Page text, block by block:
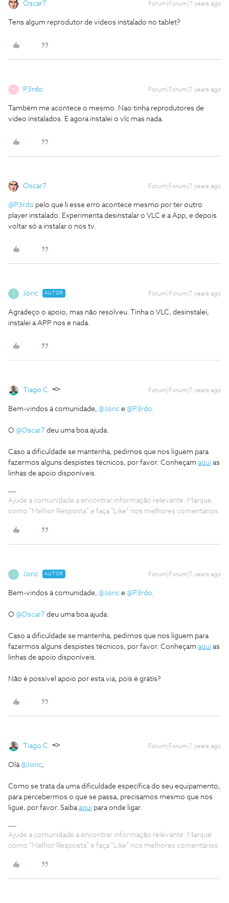
Oscar7 Forum|Forum|7 years ago
Tens algum reprodutor de videos instalado no tablet?
P3rdo Forum|Forum|7 years ago
Também me acontece o mesmo. Nao tinha reprodutores de
video instalados. E agora instalei o vlc mas nada.
Oscar7 Forum|Forum|7 years ago
@P3rdo pelo que li esse erro acontece mesmo por ter outro
player instalado. Experimenta desinstalar o VLC e a App, e depois
voltar só a instalar o nos tv.
Joric AUTOR Forum|Forum|7 years ago
Agradeço o apoio, mas não resolveu. Tinha o VLC, desinstalei,
instalei a APP nos e nada.
Tiago C. Forum|Forum|7 years ago
Bem-vindos à comunidade, @Joric e @P3rdo.
O @Oscar7 deu uma boa ajuda.
Caso a dificuldade se mantenha, pedimos que nos liguem para
fazermos alguns despistes técnicos, por favor. Conheçam aqui as
linhas de apoio disponíveis.
Ajude a comunidade a encontrar informação relevante. Marque
como "Melhor Resposta" e faça "Like" nos melhores comentários.
Joric AUTOR Forum|Forum|7 years ago
Bem-vindos à comunidade, @Joric e @P3rdo.
O @Oscar7 deu uma boa ajuda.
Caso a dificuldade se mantenha, pedimos que nos liguem para
fazermos alguns despistes técnicos, por favor. Conheçam aqui as
linhas de apoio disponíveis.
Não é possível apoio por esta via, pois é grátis?
Tiago C. Forum|Forum|7 years ago
Olá@Joric,
Como se trata da uma dificuldade específica do seu equipamento,
para percebermos o que se passa, precisamos mesmo que nos
ligue, por favor. Saibaaqui para onde ligar.
Ajude a comunidade a encontrar informação relevante. Marque
como "Melhor Resposta" e faça "Like" nos melhores comentários.